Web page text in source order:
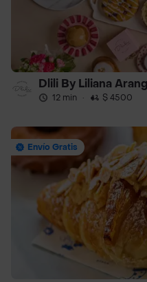
Dlili By Liliana
12 min · $ 4500
Envío Gratis